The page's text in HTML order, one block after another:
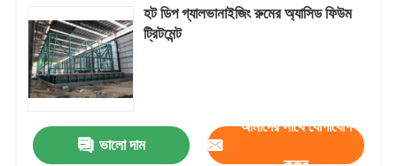
হট ডিপ গ্যালভানাইজিং রুমের অ্যাসিড ফিউম
ট্রিটমেন্ট
ভালো দাম
আমাদের সাথে যোগাযোগ